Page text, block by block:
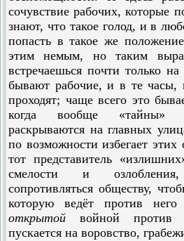
сочувствие рабочих, которые
знают, что такое голод, и в
попасть в такое же
этим немым, но таким
встречаешься почти только
бывают рабочие, и в те часы,
проходят; чаще всего это
когда вообще «тайны»
раскрываются на главных
по возможности избегает
тот представитель
смелости и
сопротивляться обществу,
которую ведёт против него
открытой войной против
пускается на воровство,